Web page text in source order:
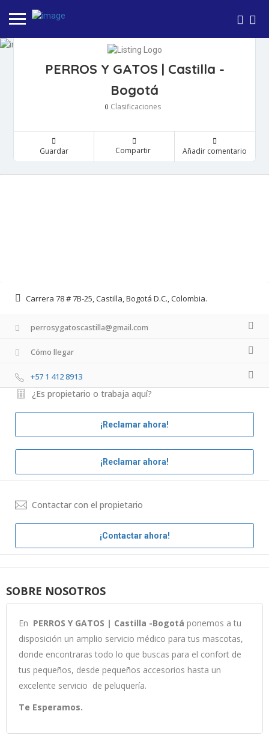
PERROS Y GATOS | Castilla -
Bogotá
0 Clasificaciones
Guardar Compartir Añadir comentario
Carrera 78 # 7B-25, Castilla, Bogotá D.C., Colombia.
perrosygatoscastilla@gmail.com
Cómo llegar
+57 1 412 8913
¿Es propietario o trabaja aquí?
¡Reclamar ahora!
¡Reclamar ahora!
Contactar con el propietario
¡Contactar ahora!
SOBRE NOSOTROS
En PERROS Y GATOS | Castilla -Bogotá ponemos a tu
disposición un amplio servicio médico para tus mascotas,
donde encontraras todo lo que buscas para el confort de
tus pequeños, desde pequeños accesorios hasta un
excelente servicio de peluquería.
Te Esperamos.